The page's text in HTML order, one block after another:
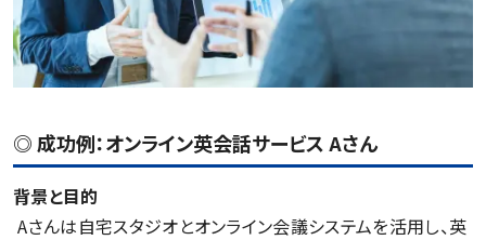
◎ 成功例：オンライン英会話サービス Aさん
背景と目的
Aさんは自宅スタジオとオンライン会議システムを活用し、英